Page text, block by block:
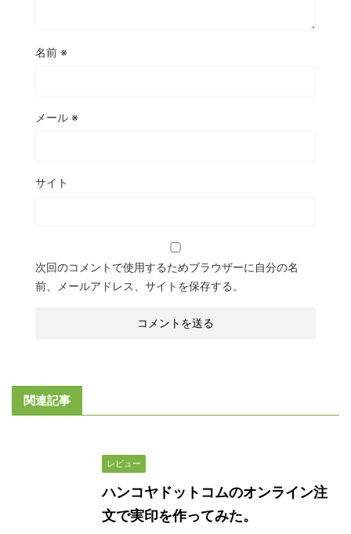
名前 ※
メール ※
サイト
次回のコメントで使用するためブラウザーに自分の名
前、メールアドレス、サイトを保存する。
関連記事
レビュー
ハンコヤドットコムのオンライン注
文で実印を作ってみた。